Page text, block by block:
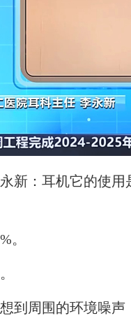
：耳机它的使用
。
周围的环境噪声